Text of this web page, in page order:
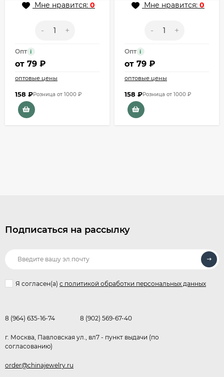
Мне нравится: 0
- +
Опт i
от 79 ₽
оптовые цены
158 ₽Розница от 1000 ₽
Мне нравится: 0
- +
Опт i
от 79 ₽
оптовые цены
158 ₽Розница от 1000 ₽
Подписаться на рассылку
Я согласен(a) с политикой обработки персональных данных
8 (964) 635-16-74 8 (902) 569-67-40
г. Москва, Павловская ул., вл7 - пункт выдачи (по
согласованию)
order@chinajewelry.ru